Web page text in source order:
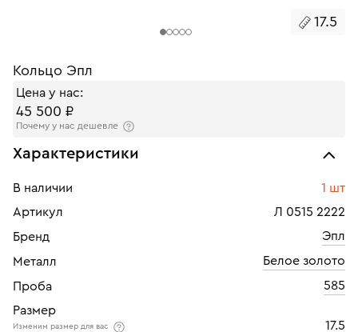
17.5
Кольцо Эпл
Цена у нас:
45 500 ₽
Почему у нас дешевле
Характеристики
В наличии
1 шт
Артикул
Л 0515 2222
Бренд
Эпл
Металл
Белое золото
Проба
585
Размер
Изменим размер для вас
17.5